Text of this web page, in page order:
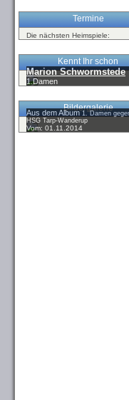
Termine
Die nächsten Heimspiele:
Kennt Ihr schon
Marion Schwormstede
1.Damen
Bildergalerie
Aus dem Album1. Damen
HSG Tarp-Wanderup
Vom: 01.11.2014